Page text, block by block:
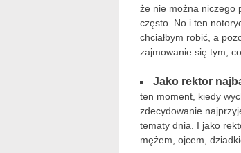
że nie można niczego
często. No i ten
chciałbym robić, a
zajmowanie się tym,
Jako rektor
ten moment, kiedy
zdecydowanie
tematy dnia. I jako
mężem, ojcem,